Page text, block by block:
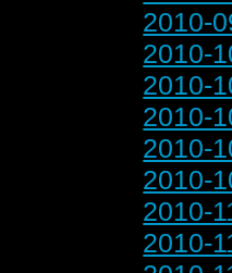
2010-
2010-
2010-
2010-
2010-
2010-
2010-
2010-